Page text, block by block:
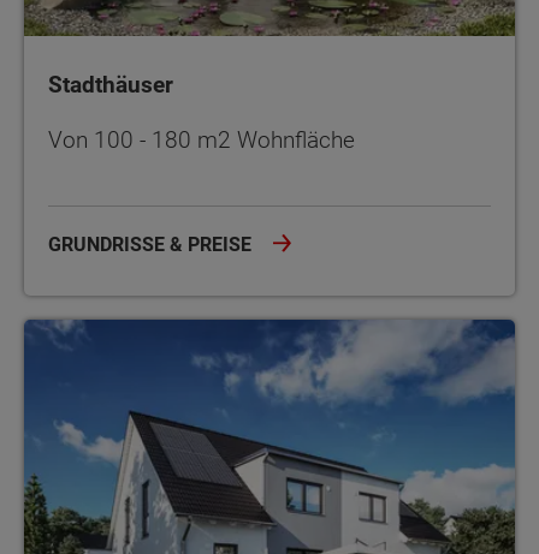
Stadthäuser
Von 100 - 180 m2 Wohnfläche
GRUNDRISSE & PREISE
Doppel- und Reihenhäuser